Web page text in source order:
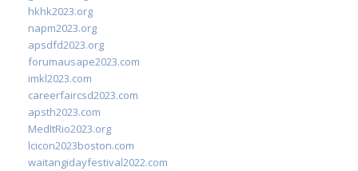
hkhk2023.org
napm2023.org
apsdfd2023.org
forumausape2023.com
imkl2023.com
careerfaircsd2023.com
apsth2023.com
MedItRio2023.org
lcicon2023boston.com
waitangidayfestival2022.com